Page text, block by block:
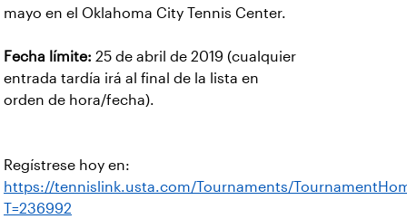
mayo en el Oklahoma City Tennis Center.
Fecha límite: 25 de abril de 2019 (cualquier
entrada tardía irá al final de la lista en
orden de hora/fecha).
Regístrese hoy en:
https://tennislink.usta.com/Tournaments/
T=236992